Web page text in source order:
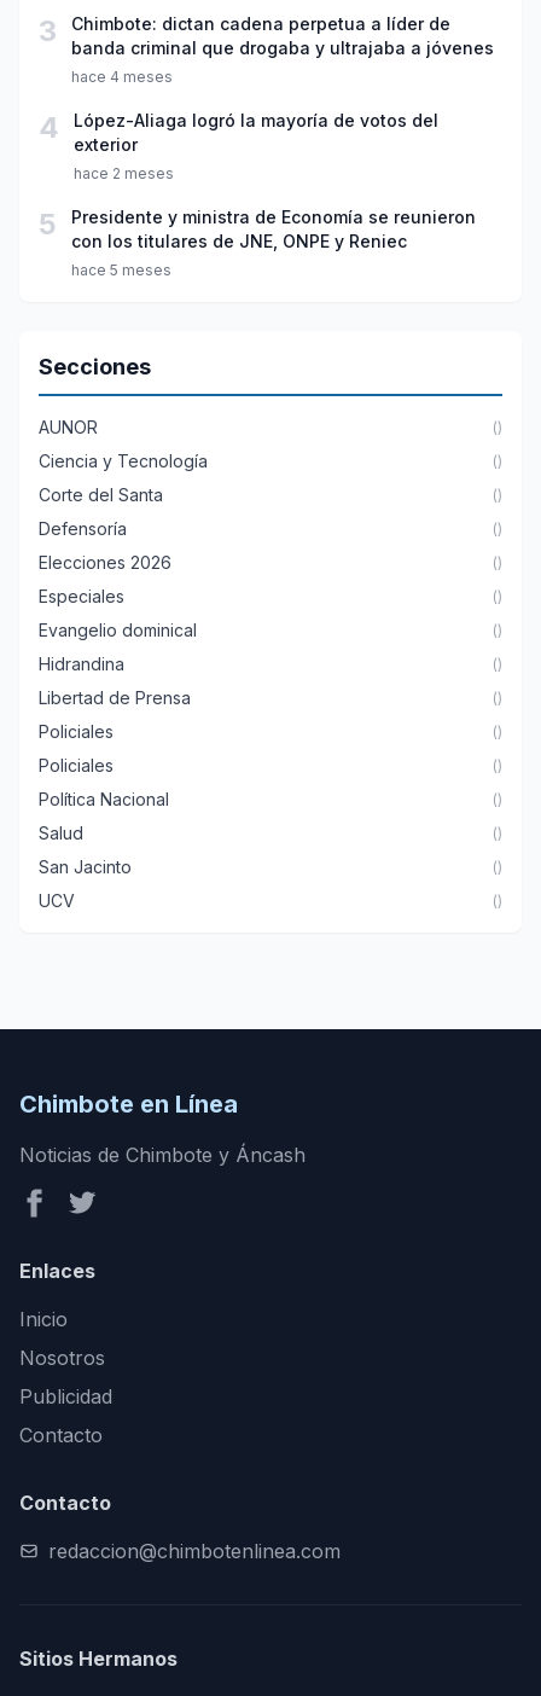
3
Chimbote: dictan cadena perpetua a líder de
banda criminal que drogaba y ultrajaba a jóvenes
hace 4 meses
4
López-Aliaga logró la mayoría de votos del
exterior
hace 2 meses
5
Presidente y ministra de Economía se reunieron
con los titulares de JNE, ONPE y Reniec
hace 5 meses
Secciones
AUNOR ()
Ciencia y Tecnología ()
Corte del Santa ()
Defensoría ()
Elecciones 2026 ()
Especiales ()
Evangelio dominical ()
Hidrandina ()
Libertad de Prensa ()
Policiales ()
Policiales ()
Política Nacional ()
Salud ()
San Jacinto ()
UCV ()
Chimbote en Línea
Noticias de Chimbote y Áncash
Enlaces
Inicio
Nosotros
Publicidad
Contacto
Contacto
redaccion@chimbotenlinea.com
Sitios Hermanos